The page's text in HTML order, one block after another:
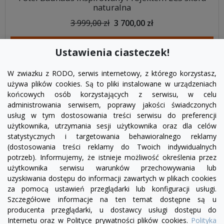
naturalna
3 999,00 zł 3 700,00 zł
FacebookYouTubePinterest
Ustawienia ciasteczek!
W zwiazku z RODO, serwis internetowy, z którego korzystasz,
używa plików cookies. Są to pliki instalowane w urządzeniach
końcowych osób korzystających z serwisu, w celu
administrowania serwisem, poprawy jakości świadczonych
usług w tym dostosowania treści serwisu do preferencji
użytkownika, utrzymania sesji użytkownika oraz dla celów
statystycznych i targetowania behawioralnego reklamy
(dostosowania treści reklamy do Twoich indywidualnych
potrzeb). Informujemy, że istnieje możliwość określenia przez
użytkownika serwisu warunków przechowywania lub
uzyskiwania dostępu do informacji zawartych w plikach cookies
za pomocą ustawień przeglądarki lub konfiguracji usługi.
Szczegółowe informacje na ten temat dostępne są u
producenta przeglądarki, u dostawcy usługi dostępu do
Internetu oraz w Polityce prywatności plików cookies. Polityka
PRODUKTY
